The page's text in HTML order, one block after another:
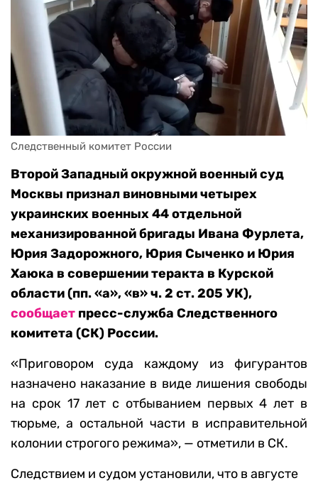
Следственный комитет России
Второй Западный окружной военный суд
Москвы признал виновными четырех
украинских военных 44 отдельной
механизированной бригады Ивана Фурлета,
Юрия Задорожного, Юрия Сыченко и Юрия
Хаюка в совершении теракта в Курской
области (пп. «а», «в» ч. 2 ст. 205 УК),
сообщает пресс-служба Следственного
комитета (СК) России.
«Приговором суда каждому из фигурантов
назначено наказание в виде лишения свободы
на срок 17 лет с отбыванием первых 4 лет в
тюрьме, а остальной части в исправительной
колонии строгого режима», — отметили в СК.
Следствием и судом установили, что в августе